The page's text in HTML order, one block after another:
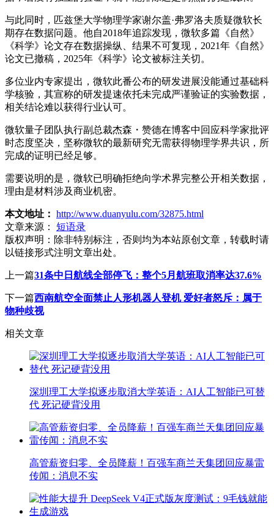
与此同时，匹兹堡大学物理学家谢尔盖·弗罗洛夫质疑微软长
期存在数据问题。他自2018年追踪发现，微软多篇《自然》
《科学》论文存在数据操纵、结果不可复现，2021年《自然》
论文已撤稿，2025年《科学》论文被标注关切。
多位业内专家提出，微软此番公布的研发进展没能通过基础科
学核验，其宣称的研发提速依托未完成严谨验证的实验数据，
相关结论难以获得行业认可。
微软量子团队执行副总裁杰森・赞德在博客中回应科学家批评
时态度坚决，坚称微软的最新研究无需获得物理学界共识，所
完成的证明已经足够。
需要说明的是，微软已明确拒绝向学术界完整公开相关数据，
理由是材料涉及商业机密。
本文地址： http://www.duanyulu.com/32875.html
文章来源：
短语录
版权声明： 除非特别标注，否则均为本站原创文章，转载时请
以链接形式注明文章出处。
上一篇31条中日航线全部停飞：整个5月航班取消率达37.6%
下一篇西南航空全面禁止人形机器人登机 爱好者怒斥：属于
物种歧视
相关文章
深圳理工大学拟逐步取消大学英语：AI人工智能已可替
代 死记硬背没用
高管薪资归零、全员降薪！百强车商兰天集团回应暴雷
传闻：消息不实